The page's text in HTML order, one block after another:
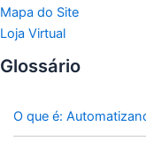
Mapa do Site
Loja Virtual
Glossário
O que é: